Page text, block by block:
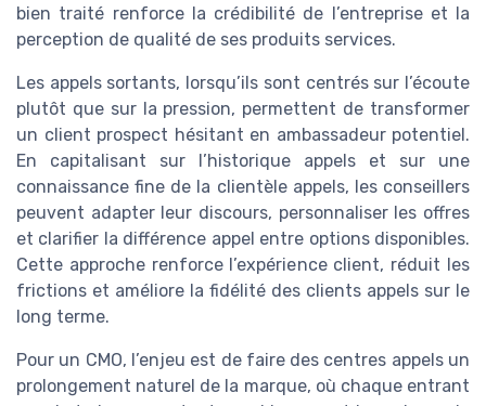
bien traité renforce la crédibilité de l’entreprise et la
perception de qualité de ses produits services.
Les appels sortants, lorsqu’ils sont centrés sur l’écoute
plutôt que sur la pression, permettent de transformer
un client prospect hésitant en ambassadeur potentiel.
En capitalisant sur l’historique appels et sur une
connaissance fine de la clientèle appels, les conseillers
peuvent adapter leur discours, personnaliser les offres
et clarifier la différence appel entre options disponibles.
Cette approche renforce l’expérience client, réduit les
frictions et améliore la fidélité des clients appels sur le
long terme.
Pour un CMO, l’enjeu est de faire des centres appels un
prolongement naturel de la marque, où chaque entrant